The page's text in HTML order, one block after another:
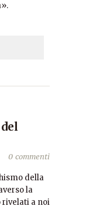
0 commenti
della
la
rivelati a noi